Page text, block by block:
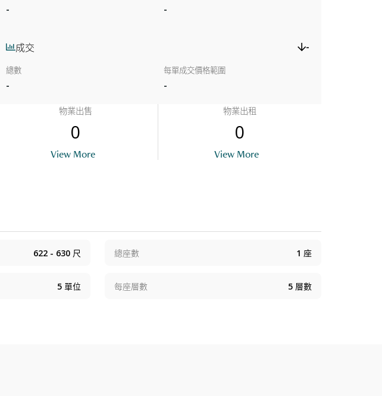
- -
成交 -
總數
-
每單成交價格範圍
-
物業出售
0
View More
物業出租
0
View More
622 - 630 尺 總座數 1 座
5 單位 每座層數 5 層數